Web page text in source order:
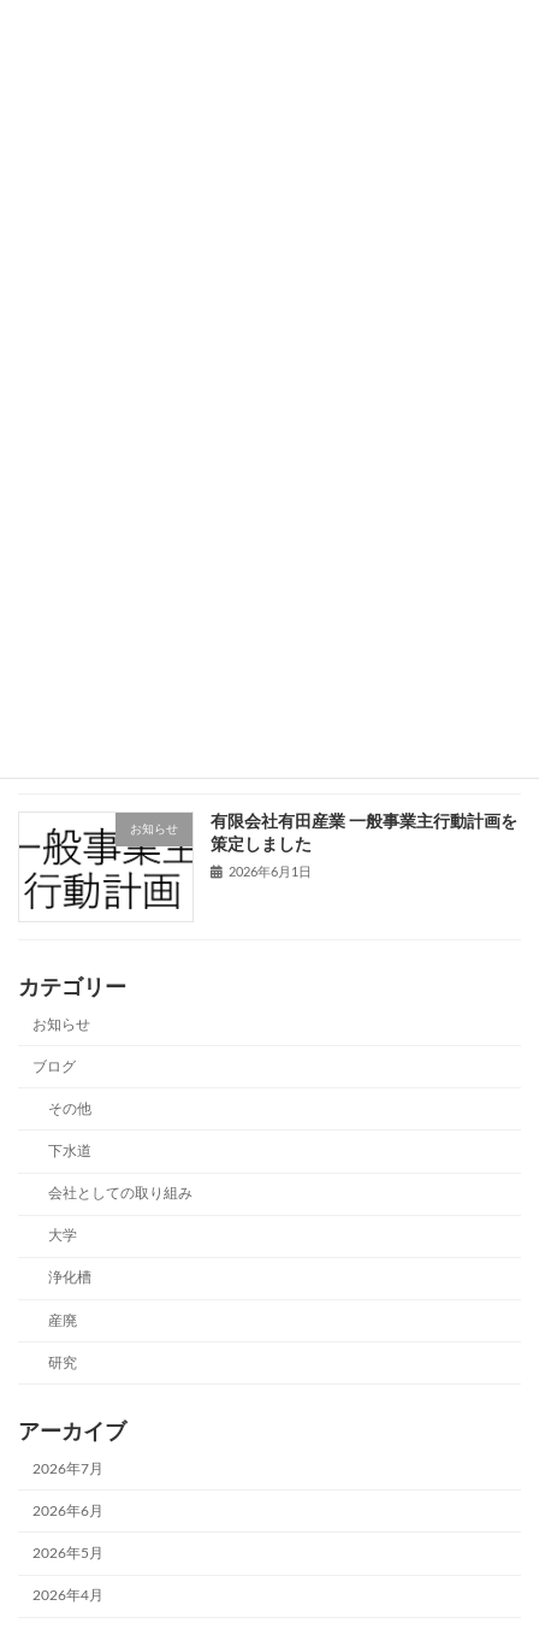
お知らせ
有限会社有田産業 一般事業主行動計画を
策定しました
2026年6月1日
カテゴリー
お知らせ
ブログ
その他
下水道
会社としての取り組み
大学
浄化槽
産廃
研究
アーカイブ
2026年7月
2026年6月
2026年5月
2026年4月